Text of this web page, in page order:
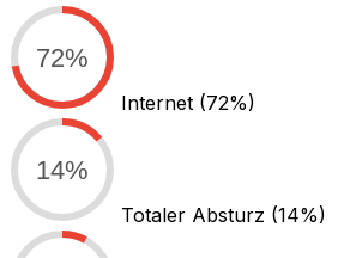
72%
Internet (72%)
14%
Totaler Absturz (14%)